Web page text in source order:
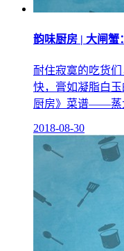
韵味厨房 | 大闸蟹
耐住寂寞的吃货
快，膏如凝脂白
厨房》菜谱——蒸
2018-08-30